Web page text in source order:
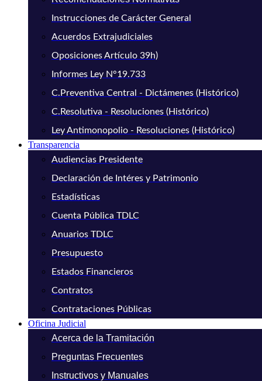
Instrucciones de Carácter General
Acuerdos Extrajudiciales
Oposiciones Artículo 39h)
Informes Ley N°19.733
C.Preventiva Central - Dictámenes (Histórico)
C.Resolutiva - Resoluciones (Histórico)
Ley Antimonopolio - Resoluciones (Histórico)
Transparencia
Audiencias Presidente
Declaración de Intéres y Patrimonio
Estadísticas
Cuenta Pública TDLC
Anuarios TDLC
Presupuesto
Estados Financieros
Contratos
Contrataciones Públicas
Oficina Judicial
Acerca de la Tramitación
Preguntas Frecuentes
Instructivos y Manuales